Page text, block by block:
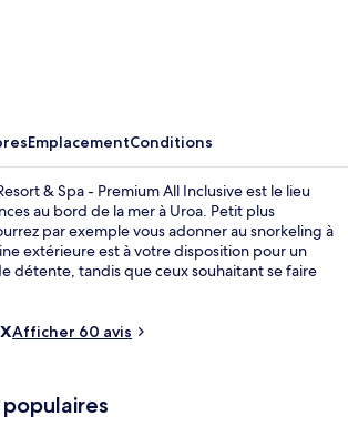
EmplacementConditions
& Spa - Premium All Inclusive est le lieu
au bord de la mer à Uroa. Petit plus
par exemple vous adonner au snorkeling à
extérieure est à votre disposition pour un
détente, tandis que ceux souhaitant se faire
et est ouvert pour le petit déjeuner, le
pour des vacances sans soucis.
Afficher 60 avis